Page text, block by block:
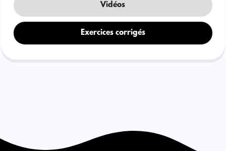
Vidéos
Exercices corrigés